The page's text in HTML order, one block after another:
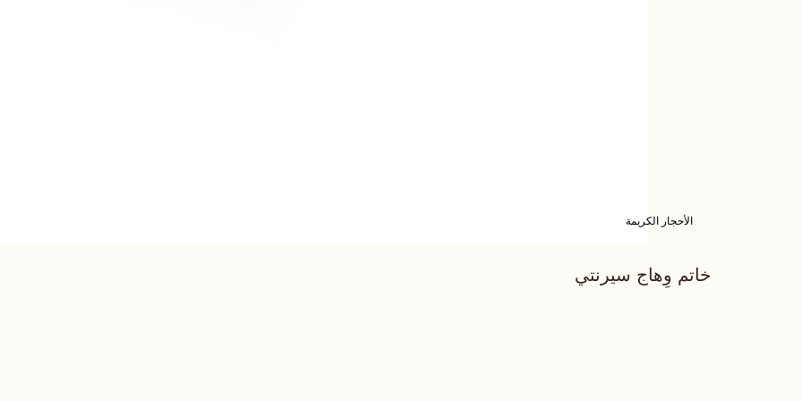
الأحجار الكريمة
خاتم وِهاج سيرنتي